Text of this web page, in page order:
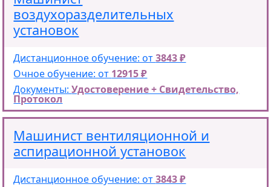
воздухоразделительных
установок
Дистанционное обучение: от3843 ₽
Очное обучение: от 12915 ₽
Документы:Удостоверение + Свидетельство,
Протокол
Машинист вентиляционной и
аспирационной установок
Дистанционное обучение: от3843 ₽